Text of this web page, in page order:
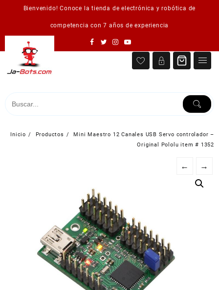
Bienvenido! Conoce la tienda de electrónica y robótica de
competencia con 7 años de experiencia
Inicio Productos
Mini Maestro 12 Canales USB Servo controlador –
Original Pololu item # 1352
← →